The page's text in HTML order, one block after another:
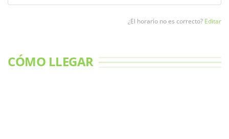
¿El horario no es correcto? Editar
CÓMO LLEGAR